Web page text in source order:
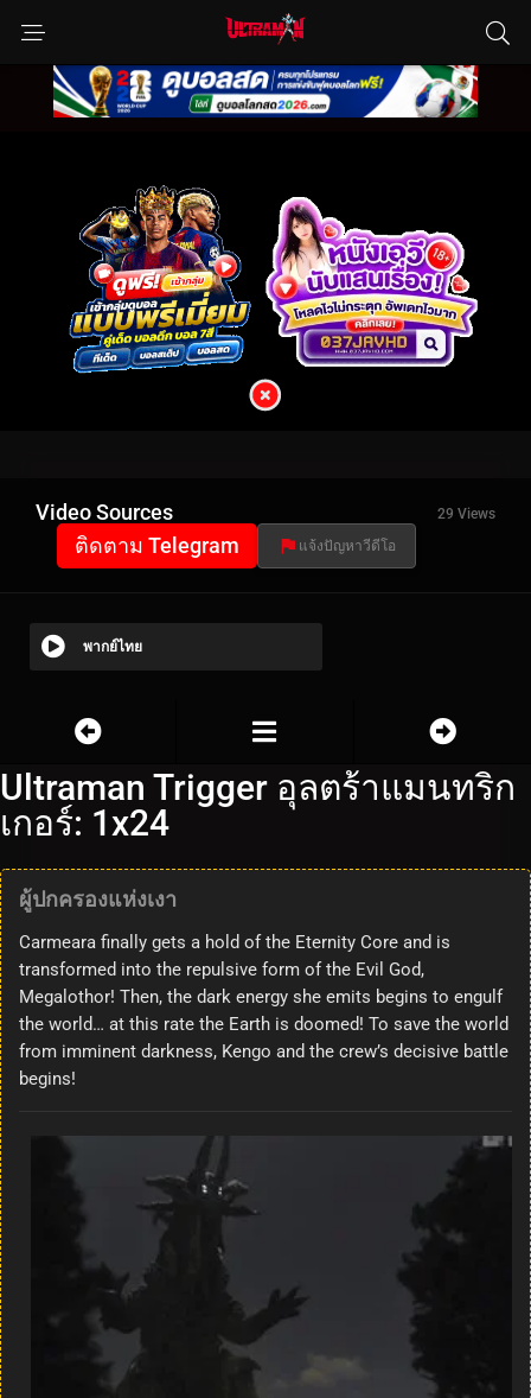
Video Sources 29 Views
ติดตาม Telegram แจ้งปัญหาวีดีโอ
พากย์ไทย
Ultraman Trigger อุลตร้าแมนทริก
เกอร์: 1x24
ผู้ปกครองแห่งเงา
Carmeara finally gets a hold of the Eternity Core and is
transformed into the repulsive form of the Evil God,
Megalothor! Then, the dark energy she emits begins to engulf
the world… at this rate the Earth is doomed! To save the world
from imminent darkness, Kengo and the crew’s decisive battle
begins!